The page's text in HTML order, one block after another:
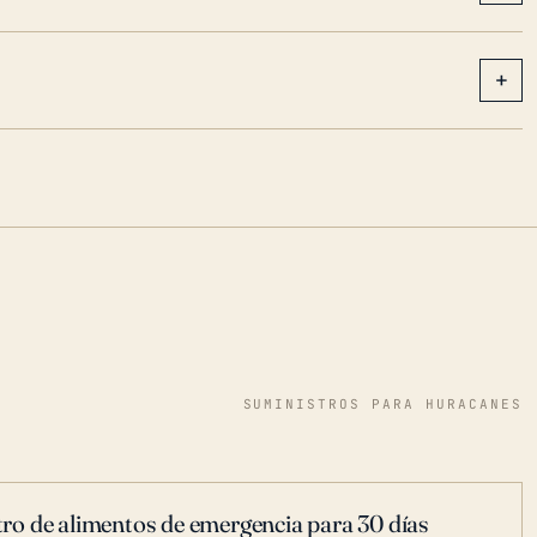
+
SUMINISTROS PARA HURACANES
de alimentos de emergencia para 30 días